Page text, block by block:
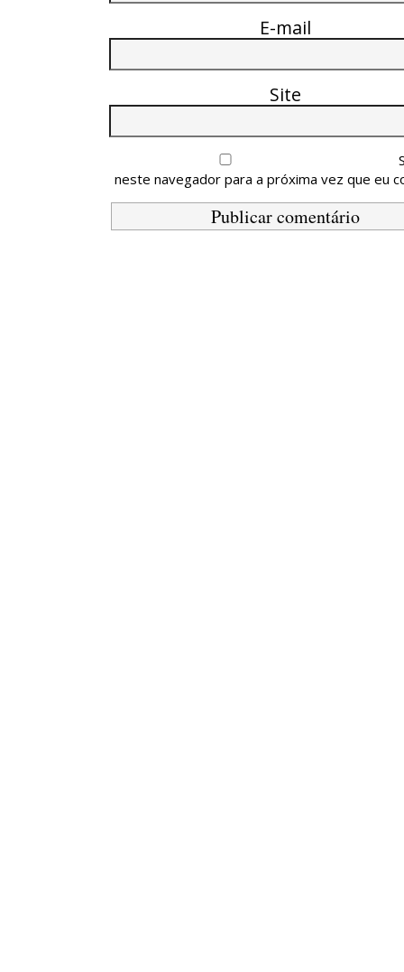
E-mail
Site
neste navegador para a próxima vez que eu